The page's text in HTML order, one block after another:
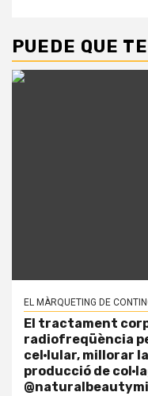
PUEDE QUE
EL MÀRQUETING DE
El tractament
radiofreqüència
cel·lular, millorar
producció de